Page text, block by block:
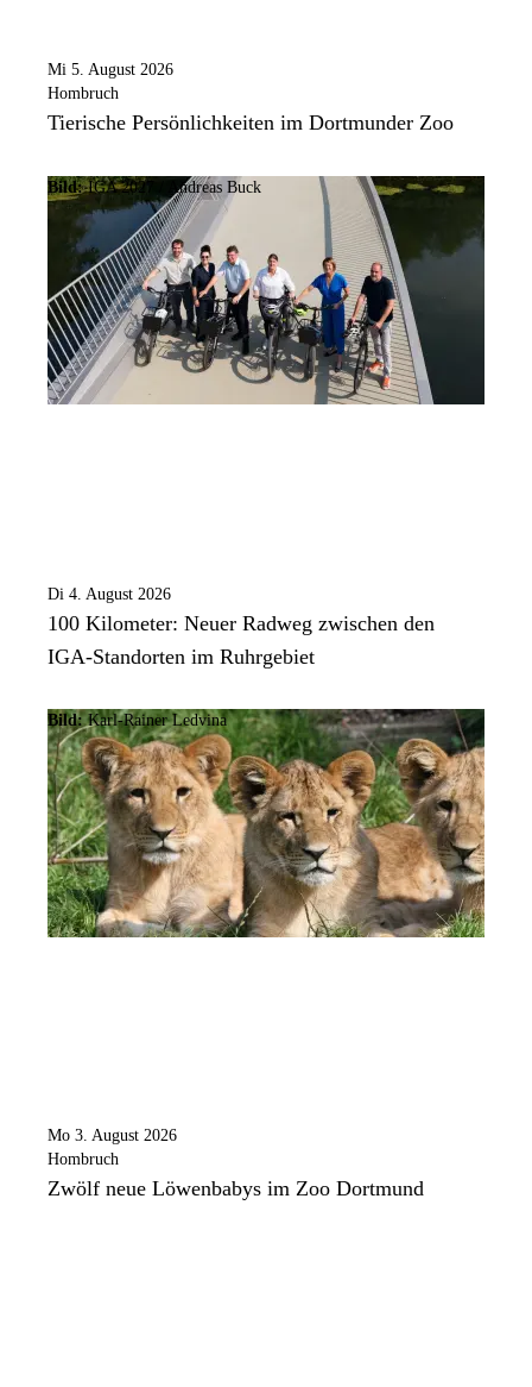
Mi 5. August 2026
Hombruch
Tierische Persönlichkeiten im Dortmunder Zoo
Bild: IGA 2027 / Andreas Buck
Di 4. August 2026
100 Kilometer: Neuer Radweg zwischen den
IGA-Standorten im Ruhrgebiet
Bild: Karl-Rainer Ledvina
Mo 3. August 2026
Hombruch
Zwölf neue Löwenbabys im Zoo Dortmund